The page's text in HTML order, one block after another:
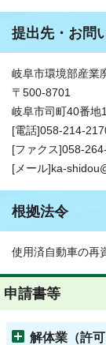
提出先・お問
岐阜市環境部産業
〒500-8701
岐阜市司町40番
[電話]058-214-
[ファクス]058-
[メール]ka-
根拠法令
使用済自動車の再
申請書等
解体業（許